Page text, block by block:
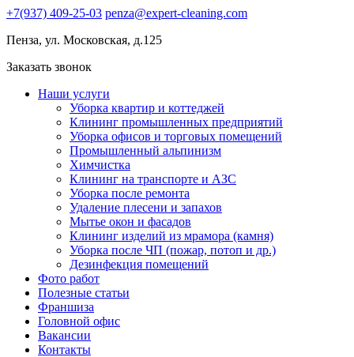
+7(937) 409-25-03 penza@expert-cleaning.com
Пенза, ул. Московская, д.125
Заказать звонок
Наши услуги
Уборка квартир и коттеджей
Клининг промышленных предприятий
Уборка офисов и торговых помещений
Промышленный альпинизм
Химчистка
Клининг на транспорте и АЗС
Уборка после ремонта
Удаление плесени и запахов
Мытье окон и фасадов
Клининг изделий из мрамора (камня)
Уборка после ЧП (пожар, потоп и др.)
Дезинфекция помещений
Фото работ
Полезные статьи
Франшиза
Головной офис
Вакансии
Контакты